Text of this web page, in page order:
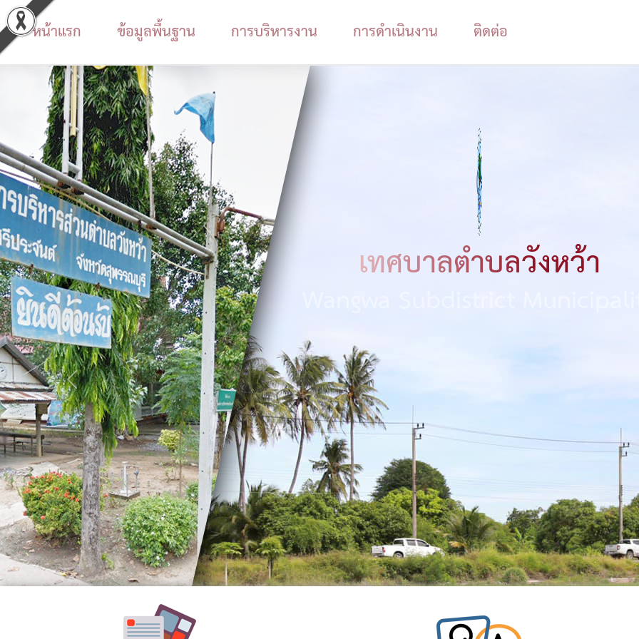
หน้าแรก ข้อมูลพื้นฐาน การบริหารงาน การดำเนินงาน
ติดต่อ
ประวัติ
หน่วย
งาน
ข้อมูล
พื้น
ฐาน
ทั่วไป
อำนาจ
หน้าที่
วิสัย
ทัศน์
พันธ
กิจ
ประเพณี
วัฒนธรรม
สถาน
ที่
สำคัญ
เทศบาลตำบลวังหว้า
Previous